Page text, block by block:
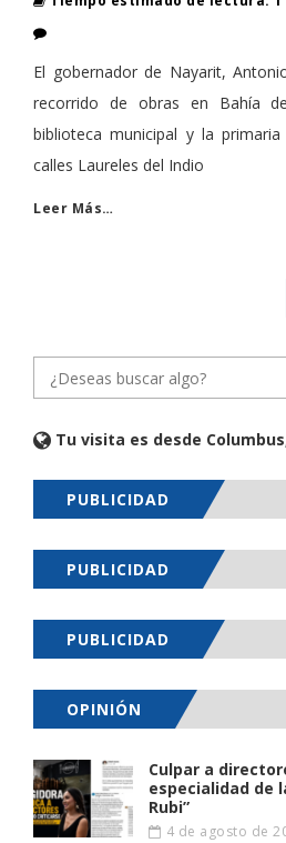
El gobernador de Nayarit,
recorrido de obras en Bahía
biblioteca municipal y la
calles Laureles del Indio
Leer Más…
Tu visita es desde
PUBLICIDAD
PUBLICIDAD
PUBLICIDAD
OPINIÓN
Culpar a
especialidad de
Rubi”
4 de agosto de